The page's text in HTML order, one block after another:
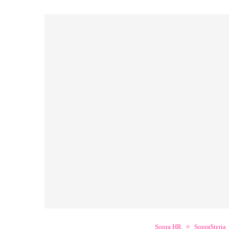
Sopra HR SopraSteria